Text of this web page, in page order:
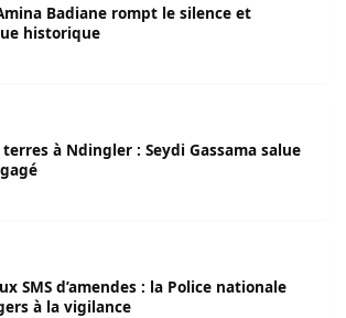
Badiane rompt le silence et
historique
à Ndingler : Seydi Gassama salue
SMS d’amendes : la Police nationale
à la vigilance